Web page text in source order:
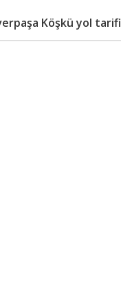
Köşkü yol tarifi